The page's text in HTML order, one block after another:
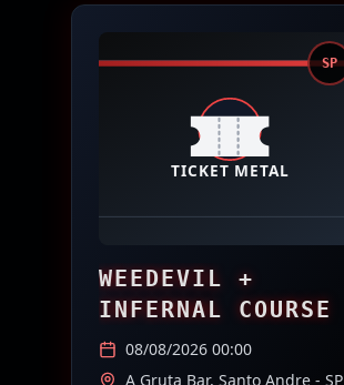
SP
WEEDEVIL +
INFERNAL COURSE
08/08/2026 00:00
A Gruta Bar, Santo Andre - SP